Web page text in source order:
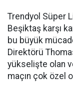
Trendyol Süper
Beşiktaş karşı
bu büyük
Direktörü
yükselişte olan
maçın çok özel